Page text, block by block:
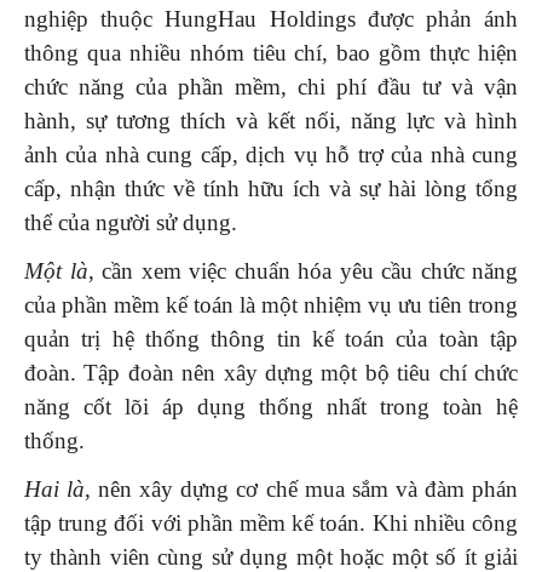
nghiệp thuộc HungHau Holdings được phản ánh
thông qua nhiều nhóm tiêu chí, bao gồm thực hiện
chức năng của phần mềm, chi phí đầu tư và vận
hành, sự tương thích và kết nối, năng lực và hình
ảnh của nhà cung cấp, dịch vụ hỗ trợ của nhà cung
cấp, nhận thức về tính hữu ích và sự hài lòng tổng
thể của người sử dụng.
Một là, cần xem việc chuẩn hóa yêu cầu chức năng
của phần mềm kế toán là một nhiệm vụ ưu tiên trong
quản trị hệ thống thông tin kế toán của toàn tập
đoàn. Tập đoàn nên xây dựng một bộ tiêu chí chức
năng cốt lõi áp dụng thống nhất trong toàn hệ
thống.
Hai là, nên xây dựng cơ chế mua sắm và đàm phán
tập trung đối với phần mềm kế toán. Khi nhiều công
ty thành viên cùng sử dụng một hoặc một số ít giải